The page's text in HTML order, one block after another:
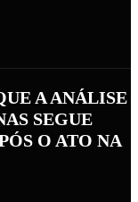
A ANÁLISE
SEGUE
O ATO NA